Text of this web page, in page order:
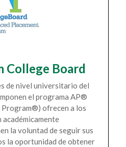
College Board
de nivel universitario del
el programa AP®
Program®) ofrecen a los
la voluntad de seguir sus
la oportunidad de obtener